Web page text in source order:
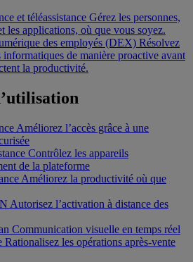
et téléassistance Gérez les personnes,
les applications, où que vous soyez.
des employés (DEX) Résolvez
informatiques de manière proactive avant
la productivité.
Améliorez l’accès grâce à une
Contrôlez les appareils
de la plateforme
Améliorez la productivité où que
Autorisez l’activation à distance des
Communication visuelle en temps réel
Rationalisez les opérations après-vente